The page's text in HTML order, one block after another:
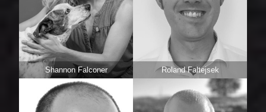
Shannon Falconer Roland Faltejsek